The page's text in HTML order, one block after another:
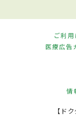
ご利
医療広告
情
【ド